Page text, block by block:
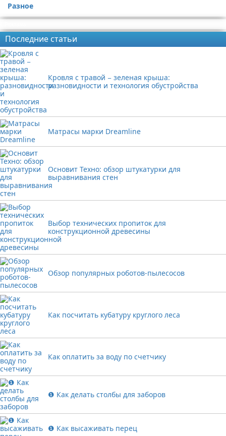
Разное
Последние статьи
Кровля с травой − зеленая крыша:
разновидности и технология обустройства
Матрасы марки Dreamline
Основит Техно: обзор штукатурки для
выравнивания стен
Выбор технических пропиток для
конструкционной древесины
Обзор популярных роботов-пылесосов
Как посчитать кубатуру круглого леса
Как оплатить за воду по счетчику
❶ Как делать столбы для заборов
❶ Как высаживать перец